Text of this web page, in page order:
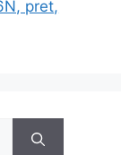
pret,